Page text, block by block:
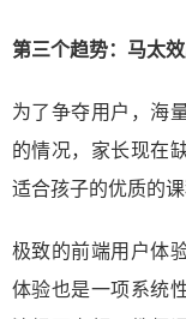
第三个趋势：马太
为了争夺用户，海
的情况，家长现在
适合孩子的优质的课
极致的前端用户体
体验也是一项系统